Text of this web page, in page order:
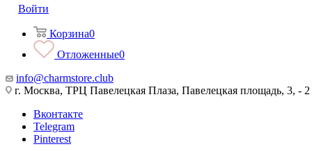
Войти
Корзина0
Отложенные0
info@charmstore.club
г. Москва, ТРЦ Павелецкая Плаза, Павелецкая площадь, 3, - 2
Вконтакте
Telegram
Pinterest